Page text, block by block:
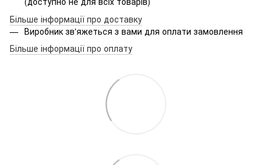
Більше інформації про доставку
Виробник зв'яжеться з вами для оплати замовлення
Більше інформації про оплату